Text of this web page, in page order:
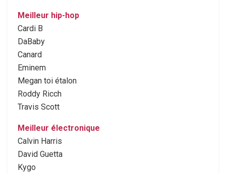
Meilleur hip-hop
Cardi B
DaBaby
Canard
Eminem
Megan toi étalon
Roddy Ricch
Travis Scott
Meilleur électronique
Calvin Harris
David Guetta
Kygo